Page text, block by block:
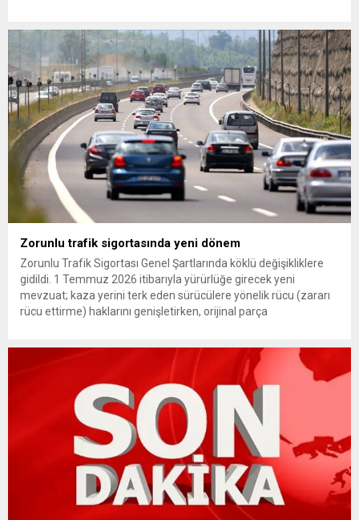
çıkarma cezası uygulanmak üzere Yüksek Disiplin Kurulu’na
(YDK) sevk edilen ve partideki tüm görevlerinden...
Zorunlu trafik sigortasında yeni dönem
Zorunlu Trafik Sigortası Genel Şartlarında köklü değişikliklere
gidildi. 1 Temmuz 2026 itibarıyla yürürlüğe girecek yeni
mevzuat; kaza yerini terk eden sürücülere yönelik rücu (zararı
rücu ettirme) haklarını genişletirken, orijinal parça
getiriyor. Hazine Müsteşarlığına bağlı ilgili kurumlarca...